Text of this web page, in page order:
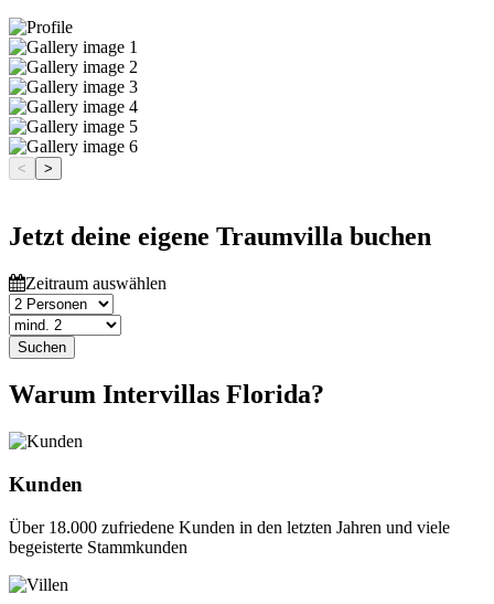
< >
Jetzt deine eigene Traumvilla buchen
Zeitraum auswählen
Suchen
Warum Intervillas Florida?
Kunden
Über 18.000 zufriedene Kunden in den letzten Jahren und viele
begeisterte Stammkunden